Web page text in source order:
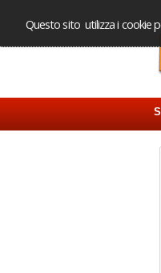
Questo sito utilizza i cookie